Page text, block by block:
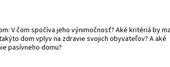
V čom spočíva jeho výnimočnosť? Aké kritériá by
dom vplyv na zdravie svojich obyvateľov? A aké
pasívneho domu?